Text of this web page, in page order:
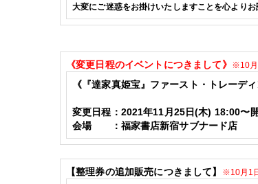
大変にご迷惑をお掛けいたしますことを心よりお
《変更日程のイベントにつきまして》 ※10
《 『達家真姫宝』ファースト・トレーデ
変更日程： 2021年11 月25日(木) 18:00〜
会場 ：福家書店新宿サブナード店
【整理券の追加販売につきまして】 ※10月1